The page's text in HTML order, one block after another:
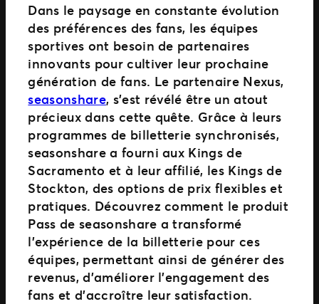
Dans le paysage en constante évolution
des préférences des fans, les équipes
sportives ont besoin de partenaires
innovants pour cultiver leur prochaine
génération de fans. Le partenaire Nexus,
seasonshare, s’est révélé être un atout
précieux dans cette quête. Grâce à leurs
programmes de billetterie synchronisés,
seasonshare a fourni aux Kings de
Sacramento et à leur affilié, les Kings de
Stockton, des options de prix flexibles et
pratiques. Découvrez comment le produit
Pass de seasonshare a transformé
l’expérience de la billetterie pour ces
équipes, permettant ainsi de générer des
revenus, d’améliorer l’engagement des
fans et d’accroître leur satisfaction.